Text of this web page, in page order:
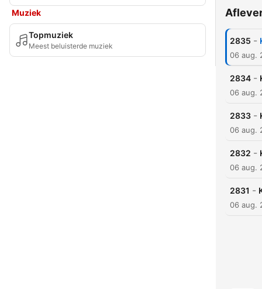
Muziek
Topmuziek
Meest beluisterde muziek
2835 -
06 aug.
2834 -
06 aug.
2833 -
06 aug.
2832 -
06 aug.
2831 -
06 aug.